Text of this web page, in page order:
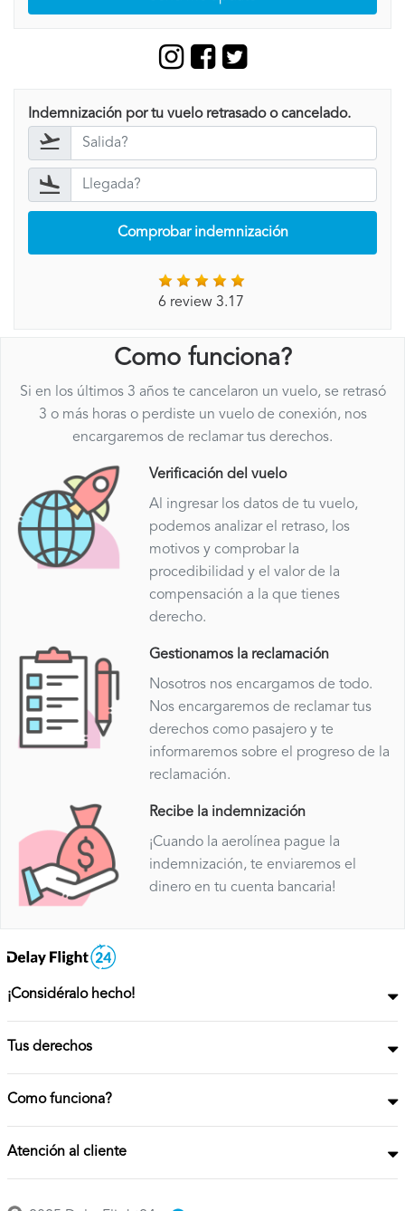
Indemnización por tu vuelo retrasado o cancelado.
Comprobar indemnización
6 review 3.17
Como funciona?
Si en los últimos 3 años te cancelaron un vuelo, se retrasó
3 o más horas o perdiste un vuelo de conexión, nos
encargaremos de reclamar tus derechos.
Verificación del vuelo
Al ingresar los datos de tu vuelo,
podemos analizar el retraso, los
motivos y comprobar la
procedibilidad y el valor de la
compensación a la que tienes
derecho.
Gestionamos la reclamación
Nosotros nos encargamos de todo.
Nos encargaremos de reclamar tus
derechos como pasajero y te
informaremos sobre el progreso de la
reclamación.
Recibe la indemnización
¡Cuando la aerolínea pague la
indemnización, te enviaremos el
dinero en tu cuenta bancaria!
¡Considéralo hecho!
Tus derechos
Como funciona?
Atención al cliente